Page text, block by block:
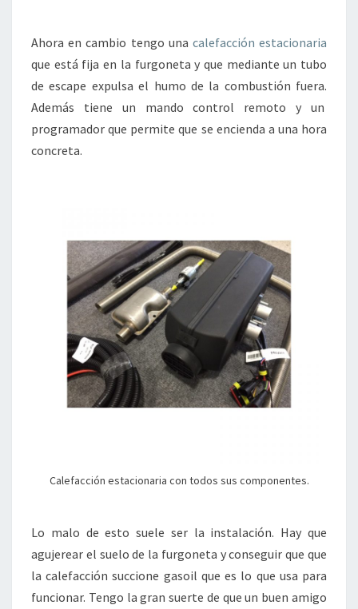
Ahora en cambio tengo una calefacción estacionaria
que está fija en la furgoneta y que mediante un tubo
de escape expulsa el humo de la combustión fuera.
Además tiene un mando control remoto y un
programador que permite que se encienda a una hora
concreta.
Calefacción estacionaria con todos sus componentes.
Lo malo de esto suele ser la instalación. Hay que
agujerear el suelo de la furgoneta y conseguir que que
la calefacción succione gasoil que es lo que usa para
funcionar. Tengo la gran suerte de que un buen amigo